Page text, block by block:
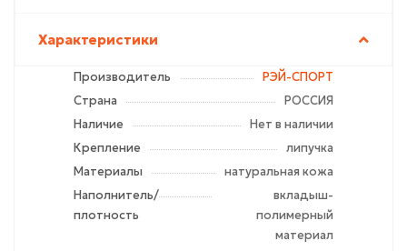
Характеристики
Производитель
РЭЙ-СПОРТ
Страна
РОССИЯ
Наличие
Нет в наличии
Крепление
липучка
Материалы
натуральная кожа
Наполнитель/
плотность
вкладыш-
полимерный
материал